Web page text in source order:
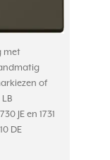
met
of
JE en 1731
DE